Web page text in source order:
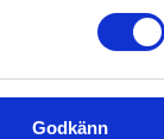
Godkänn